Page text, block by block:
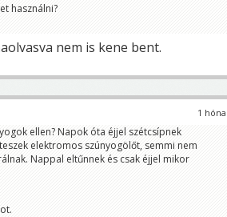
használni?
nem is kene bent.
1
ellen? Napok óta éjjel szétcsípnek
elektromos szúnyogölőt, semmi nem
Nappal eltűnnek és csak éjjel mikor